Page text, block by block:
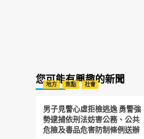
您可能有興趣的新聞
地方 焦點 社會
男子見警心虛拒檢逃逸 勇警強
勢逮捕依刑法妨害公務、公共
危險及毒品危害防制條例送辦